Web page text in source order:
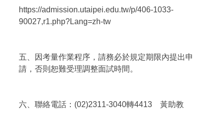
https://admission.utaipei.edu.tw/p/406-1033-
90027,r1.php?Lang=zh-tw
五、因考量作業程序，請務必於規定期限內提出申
請，否則恕難受理調整面試時間。
六、聯絡電話：(02)2311-3040轉4413 黃助教